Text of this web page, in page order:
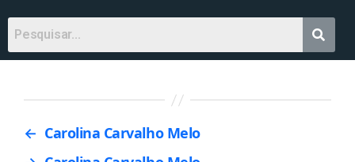
← Carolina Carvalho Melo